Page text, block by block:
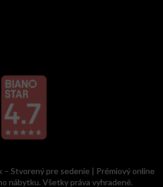
– Stvorený pre sedenie | Prémiový online
nábytku. Všetky práva vyhradené.